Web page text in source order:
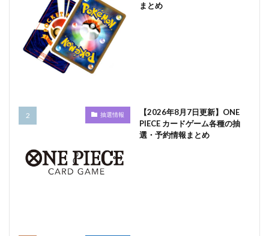
まとめ
抽選情報
【2026年8月7日更新】ONE
PIECE カードゲーム各種の抽
選・予約情報まとめ